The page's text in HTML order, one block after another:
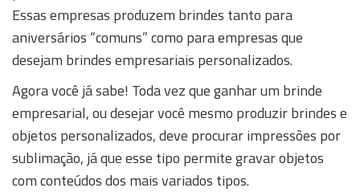
Essas empresas produzem brindes tanto para
aniversários “comuns” como para empresas que
desejam brindes empresariais personalizados.
Agora você já sabe! Toda vez que ganhar um brinde
empresarial, ou desejar você mesmo produzir brindes e
objetos personalizados, deve procurar impressões por
sublimação, já que esse tipo permite gravar objetos
com conteúdos dos mais variados tipos.